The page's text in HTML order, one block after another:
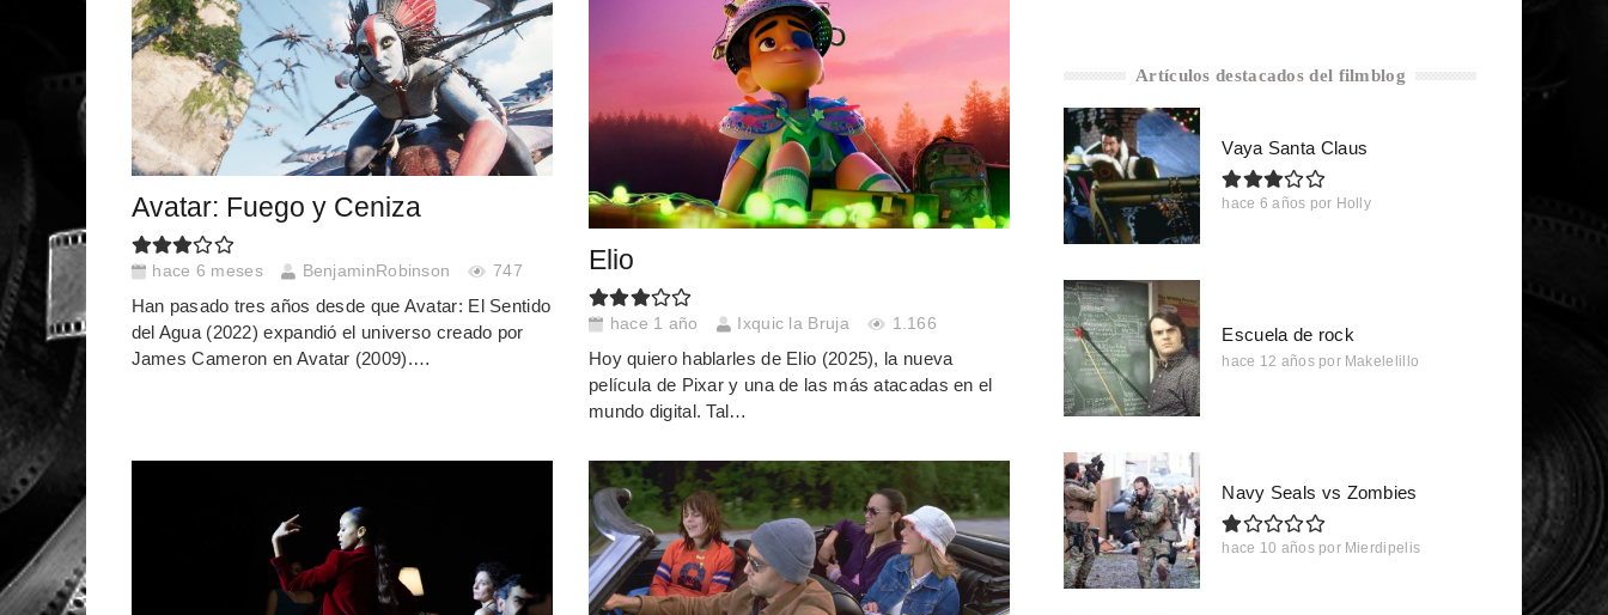
Avatar: Fuego y Ceniza
hace 6 meses BenjaminRobinson 747
Han pasado tres años desde que Avatar: El Sentido
del Agua (2022) expandió el universo creado por
James Cameron en Avatar (2009).…
Elio
hace 1 año Ixquic la Bruja 1.166
Hoy quiero hablarles de Elio (2025), la nueva
película de Pixar y una de las más atacadas en el
mundo digital. Tal…
Artículos destacados del filmblog
Vaya Santa Claus
hace 6 años por Holly
Escuela de rock
hace 12 años por Makelelillo
Navy Seals vs Zombies
hace 10 años por Mierdipelis